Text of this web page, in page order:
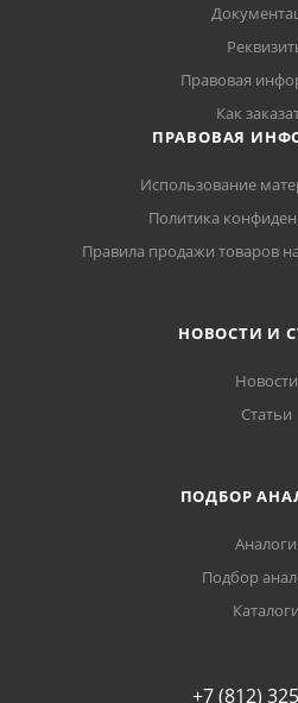
Правовая
Как
ПРАВОВАЯ
Использование
Политика
Правила продажи товаров
НОВОСТИ И
Новости
Статьи
ПОДБОР
Аналоги
Подбор
Каталоги
+7 (812)